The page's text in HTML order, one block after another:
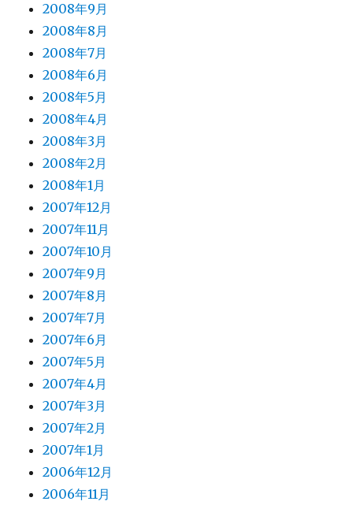
2008年9月
2008年8月
2008年7月
2008年6月
2008年5月
2008年4月
2008年3月
2008年2月
2008年1月
2007年12月
2007年11月
2007年10月
2007年9月
2007年8月
2007年7月
2007年6月
2007年5月
2007年4月
2007年3月
2007年2月
2007年1月
2006年12月
2006年11月